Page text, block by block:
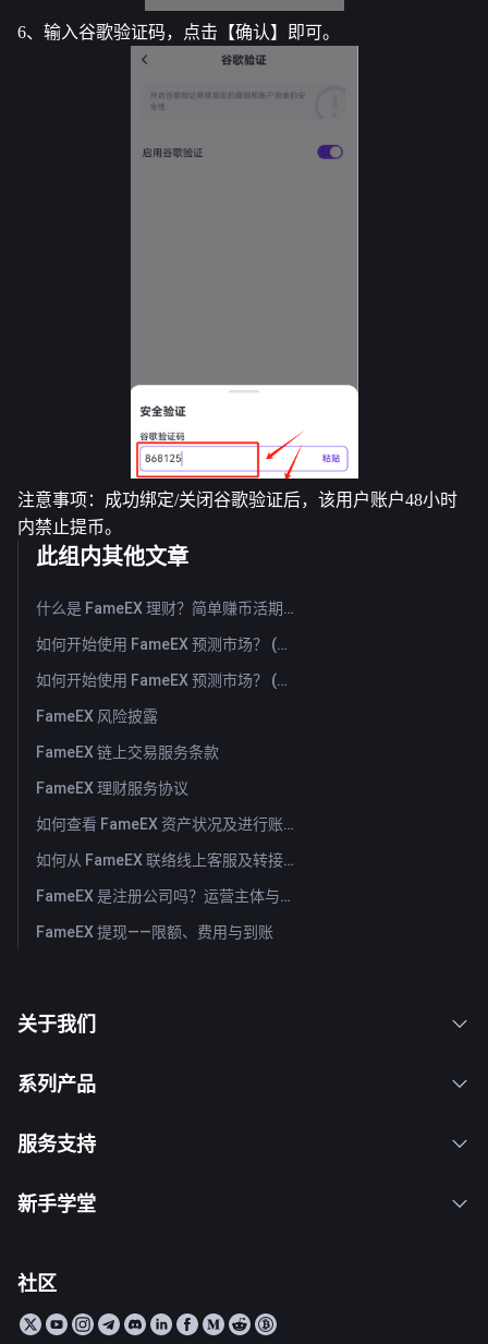
6、输入谷歌验证码，点击【确认】即可。
注意事项：成功绑定/关闭谷歌验证后，该用户账户48小时
内禁止提币。
此组内其他文章
什么是 FameEX 理财？简单赚币活期与定期产品介绍
如何开始使用 FameEX 预测市场？ (App)
如何开始使用 FameEX 预测市场？ (Web)
FameEX 风险披露
FameEX 链上交易服务条款
FameEX 理财服务协议
如何查看 FameEX 资产状况及进行账户划转？ （App）
如何从 FameEX 联络线上客服及转接人工客服？
FameEX 是注册公司吗？运营主体与注册信息
FameEX 提现——限额、费用与到账
关于我们
系列产品
服务支持
新手学堂
社区